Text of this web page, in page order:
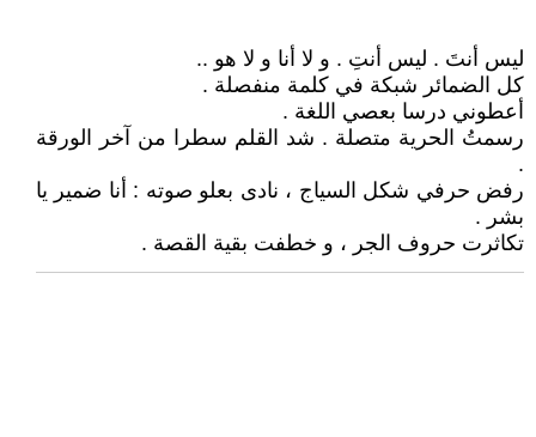
ليس أنتَ . ليس أنتِ . و لا أنا و لا هو ..
كل الضمائر شبكة في كلمة منفصلة .
أعطوني درسا بعصي اللغة .
رسمتُ الحرية متصلة . شد القلم سطرا من آخر الورقة
.
رفض حرفي شكل السياج ، نادى بعلو صوته : أنا ضمير يا
بشر .
تكاثرت حروف الجر ، و خطفت بقية القصة .